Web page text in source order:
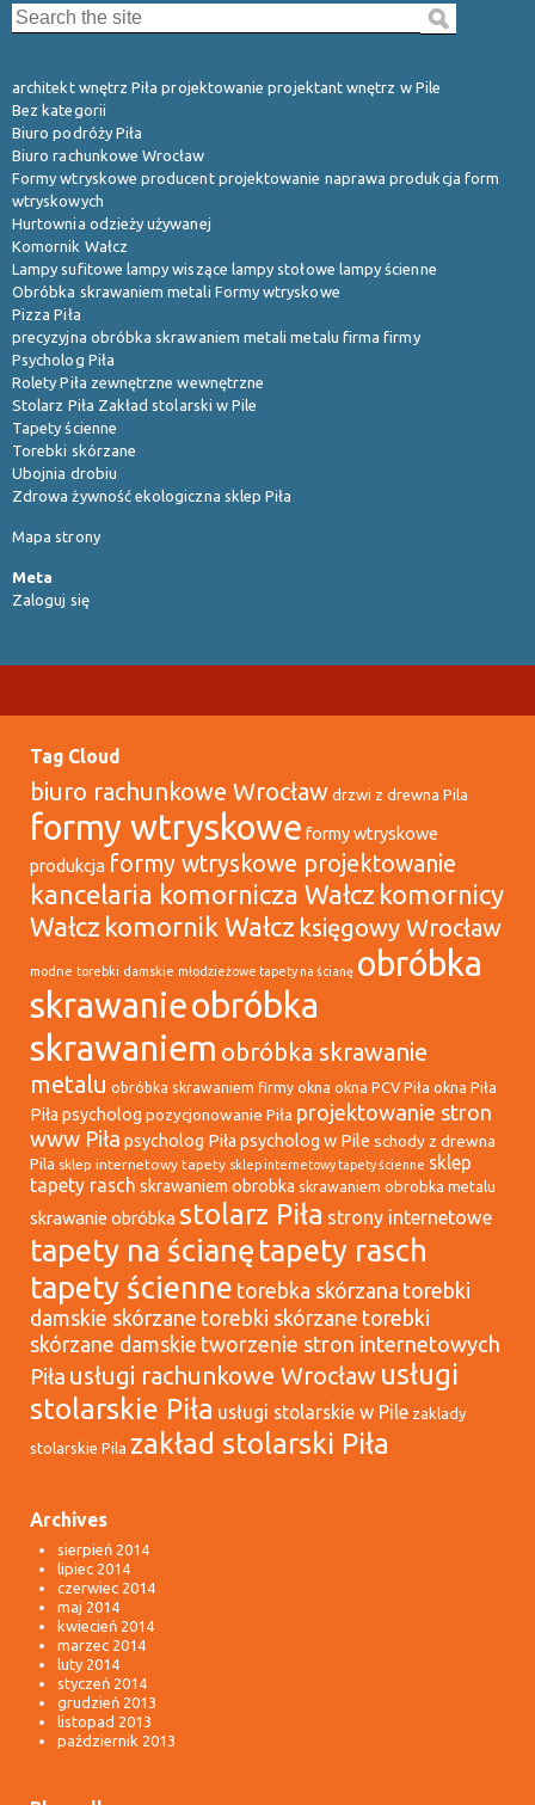
architekt wnętrz Piła projektowanie projektant wnętrz w Pile
Bez kategorii
Biuro podróży Piła
Biuro rachunkowe Wrocław
Formy wtryskowe producent projektowanie naprawa produkcja form
wtryskowych
Hurtownia odzieży używanej
Komornik Wałcz
Lampy sufitowe lampy wiszące lampy stołowe lampy ścienne
Obróbka skrawaniem metali Formy wtryskowe
Pizza Piła
precyzyjna obróbka skrawaniem metali metalu firma firmy
Psycholog Piła
Rolety Piła zewnętrzne wewnętrzne
Stolarz Piła Zakład stolarski w Pile
Tapety ścienne
Torebki skórzane
Ubojnia drobiu
Zdrowa żywność ekologiczna sklep Piła
Mapa strony
Meta
Zaloguj się
Tag Cloud
biuro rachunkowe Wrocław drzwi z drewna Pila
formy wtryskowe formy wtryskowe
produkcja formy wtryskowe projektowanie
kancelaria komornicza Wałcz komornicy
Wałcz komornik Wałcz księgowy Wrocław
modne torebki damskie młodzieżowe tapety na ścianę obróbka
skrawanieobróbka
skrawaniem obróbka skrawanie
metalu obróbka skrawaniem firmy okna okna PCV Piła okna Piła
Piła psycholog pozycjonowanie Piła projektowanie stron
www Piła psycholog Piła psycholog w Pile schody z drewna
Pila sklep internetowy tapety sklep internetowy tapety ścienne sklep
tapety rasch skrawaniem obrobka skrawaniem obrobka metalu
skrawanie obróbka stolarz Piła strony internetowe
tapety na ścianę tapety rasch
tapety ścienne torebka skórzana torebki
damskie skórzane torebki skórzane torebki
skórzane damskie tworzenie stron internetowych
Piła usługi rachunkowe Wrocław usługi
stolarskie Piła usługi stolarskie w Pile zaklady
stolarskie Pila zakład stolarski Piła
Archives
sierpień 2014
lipiec 2014
czerwiec 2014
maj 2014
kwiecień 2014
marzec 2014
luty 2014
styczeń 2014
grudzień 2013
listopad 2013
październik 2013